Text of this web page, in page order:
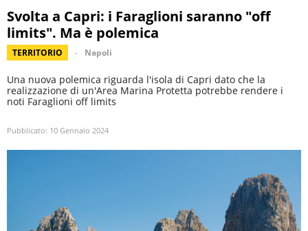
Svolta a Capri: i Faraglioni saranno "off
limits". Ma è polemica
TERRITORIO Napoli
Una nuova polemica riguarda l'isola di Capri dato che la
realizzazione di un'Area Marina Protetta potrebbe rendere i
noti Faraglioni off limits
Pubblicato: 10 Gennaio 2024